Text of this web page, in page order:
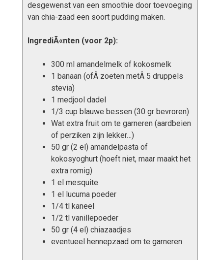
desgewenst van een smoothie door toevoeging
van chia-zaad een soort pudding maken.
IngrediÃ«nten (voor 2p):
300 ml amandelmelk of kokosmelk
1 banaan (ofÂ zoeten metÂ 5 druppels
stevia)
1 medjool dadel
1/3 cup blauwe bessen (30 gr bevroren)
Wat extra fruit om te garneren (aardbeien
of perziken zijn lekker…)
50 gr (2 el) amandelpasta of
kokosyoghurt (hoeft niet, maar maakt het
extra romig)
1 el mesquite
1 el lucuma poeder
1/4 tl kaneel
1/2 tl vanillepoeder
50 gr (4 el) chiazaadjes
eventueel hennepzaad om te garneren